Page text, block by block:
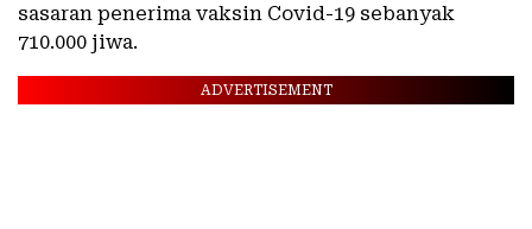
sasaran penerima vaksin Covid-19 sebanyak
710.000 jiwa.
ADVERTISEMENT